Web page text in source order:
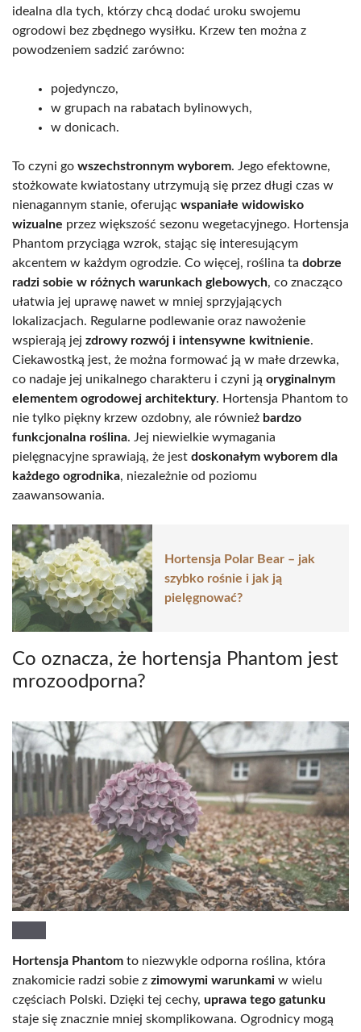
idealna dla tych, którzy chcą dodać uroku swojemu
ogrodowi bez zbędnego wysiłku. Krzew ten można z
powodzeniem sadzić zarówno:
pojedynczo,
w grupach na rabatach bylinowych,
w donicach.
To czyni go wszechstronnym wyborem. Jego efektowne,
stożkowate kwiatostany utrzymują się przez długi czas w
nienagannym stanie, oferując wspaniałe widowisko
wizualne przez większość sezonu wegetacyjnego. Hortensja
Phantom przyciąga wzrok, stając się interesującym
akcentem w każdym ogrodzie. Co więcej, roślina ta dobrze
radzi sobie w różnych warunkach glebowych, co znacząco
ułatwia jej uprawę nawet w mniej sprzyjających
lokalizacjach. Regularne podlewanie oraz nawożenie
wspierają jej zdrowy rozwój i intensywne kwitnienie.
Ciekawostką jest, że można formować ją w małe drzewka,
co nadaje jej unikalnego charakteru i czyni ją oryginalnym
elementem ogrodowej architektury. Hortensja Phantom to
nie tylko piękny krzew ozdobny, ale również bardzo
funkcjonalna roślina. Jej niewielkie wymagania
pielęgnacyjne sprawiają, że jest doskonałym wyborem dla
każdego ogrodnika, niezależnie od poziomu
zaawansowania.
Hortensja Polar Bear – jak
szybko rośnie i jak ją
pielęgnować?
Co oznacza, że hortensja Phantom jest
mrozoodporna?
Hortensja Phantom to niezwykle odporna roślina, która
znakomicie radzi sobie z zimowymi warunkami w wielu
częściach Polski. Dzięki tej cechy, uprawa tego gatunku
staje się znacznie mniej skomplikowana. Ogrodnicy mogą